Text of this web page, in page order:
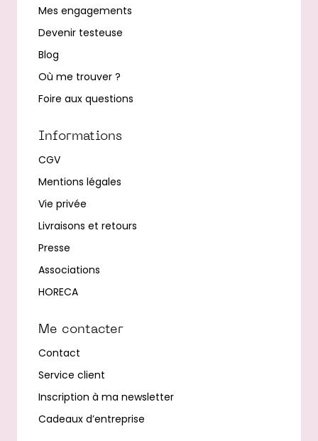
Mes engagements
Devenir testeuse
Blog
Où me trouver ?
Foire aux questions
Informations
CGV
Mentions légales
Vie privée
Livraisons et retours
Presse
Associations
HORECA
Me contacter
Contact
Service client
Inscription à ma newsletter
Cadeaux d’entreprise